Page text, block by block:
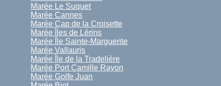
Marée Le Suquet
Marée Cannes
Marée Cap de la Croisette
Marée Îles de Lérins
Marée Île Sainte-Marguerite
Marée Vallauris
Marée Île de la Tradelière
Marée Port Camille Rayon
Marée Golfe Juan